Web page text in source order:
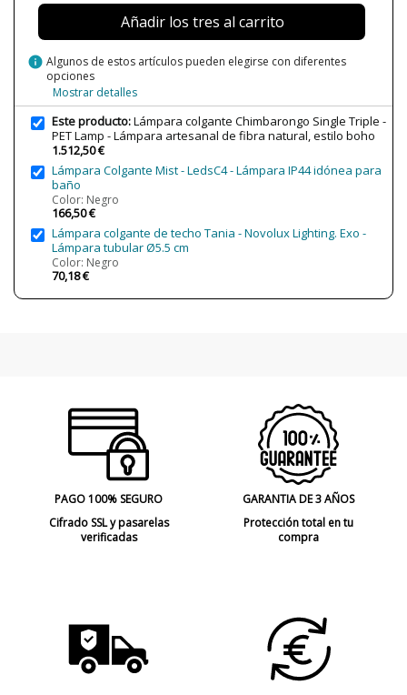
8W
Temperatura de Color
2700K (luz cálida)
Bombilla Incluida?
Protección IP
IP20 (solo uso interior)
Clase
Clase II
Certificados
UL
Añadir los tres al carrito
info Algunos de estos artículos pueden elegirse con diferentes
opciones
Mostrar detalles
Este producto:Lámpara colgante Chimbarongo Single Triple -
PET Lamp - Lámpara artesanal de fibra natural, estilo boho
1.512,50 €
Lámpara Colgante Mist - LedsC4 - Lámpara IP44 idónea para
baño
Color: Negro
166,50 €
Lámpara colgante de techo Tania - Novolux Lighting. Exo -
Lámpara tubular Ø5.5 cm
Color: Negro
70,18 €
PAGO 100% SEGURO
Cifrado SSL y pasarelas
verificadas
GARANTIA DE 3 AÑOS
Protección total en tu
compra